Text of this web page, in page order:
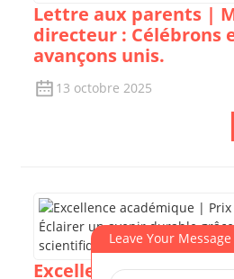
Lettre aux parents |
directeur : Célébrons
avançons unis.
13 octobre 2025
Excellence
Leave Your Message